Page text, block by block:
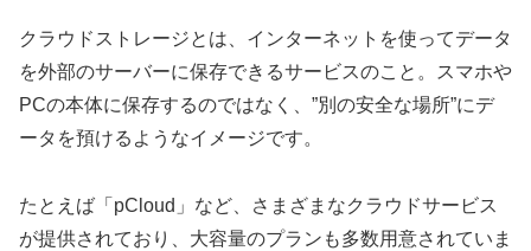
クラウドストレージとは、インターネットを使ってデータ
を外部のサーバーに保存できるサービスのこと。スマホや
PCの本体に保存するのではなく、”別の安全な場所”にデ
ータを預けるようなイメージです。
たとえば「pCloud」など、さまざまなクラウドサービス
が提供されており、大容量のプランも多数用意されていま